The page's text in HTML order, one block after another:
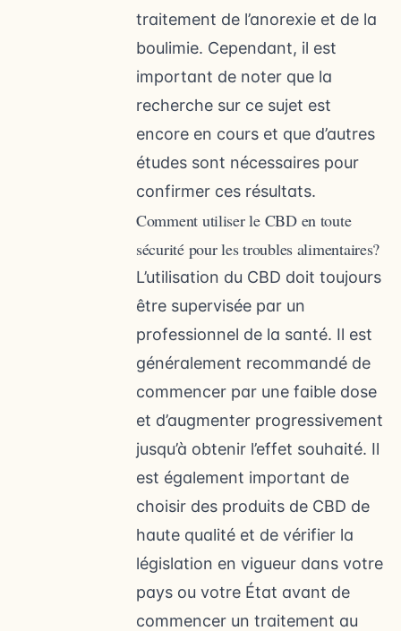
traitement de l’anorexie et de la
boulimie. Cependant, il est
important de noter que la
recherche sur ce sujet est
encore en cours et que d’autres
études sont nécessaires pour
confirmer ces résultats.
Comment utiliser le CBD en toute
sécurité pour les troubles alimentaires?
L’utilisation du CBD doit toujours
être supervisée par un
professionnel de la santé. Il est
généralement recommandé de
commencer par une faible dose
et d’augmenter progressivement
jusqu’à obtenir l’effet souhaité. Il
est également important de
choisir des produits de CBD de
haute qualité et de vérifier la
législation en vigueur dans votre
pays ou votre État avant de
commencer un traitement au